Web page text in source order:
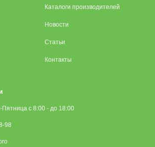
Каталоги производителей
Новости
Статьи
Контакты
Пятница с 8:00 - до 18:00
98